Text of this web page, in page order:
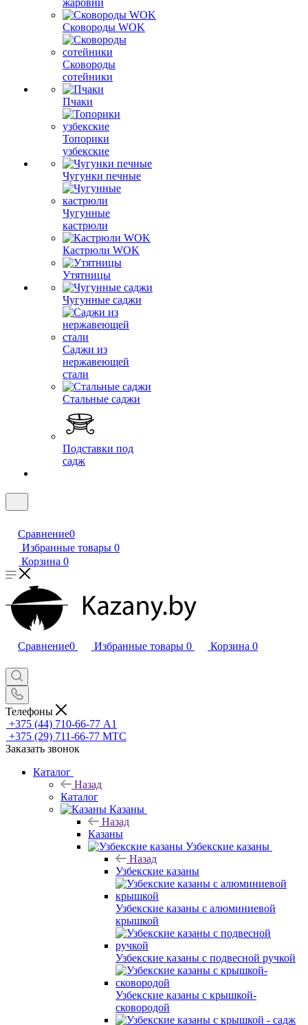
жаровни
Сковороды WOK
Сковороды
сотейники
Пчаки
Топорики
узбекские
Чугунки печные
Чугунные
кастрюли
Кастрюли WOK
Утятницы
Чугунные саджи
Саджи из
нержавеющей
стали
Стальные саджи
Подставки под
садж
Сравнение0
Избранные товары 0
Корзина 0
Сравнение0 Избранные товары 0 Корзина 0
Телефоны
+375 (44) 710-66-77 А1
+375 (29) 711-66-77 МТС
Заказать звонок
Каталог
Назад
Каталог
Казаны
Назад
Казаны
Узбекские казаны
Назад
Узбекские казаны
Узбекские казаны с алюминиевой
крышкой
Узбекские казаны с подвесной ручкой
Узбекские казаны с крышкой-
сковородой